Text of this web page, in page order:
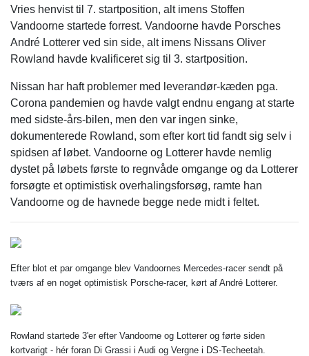
Vries henvist til 7. startposition, alt imens Stoffen
Vandoorne startede forrest. Vandoorne havde Porsches
André Lotterer ved sin side, alt imens Nissans Oliver
Rowland havde kvalificeret sig til 3. startposition.
Nissan har haft problemer med leverandør-kæden pga.
Corona pandemien og havde valgt endnu engang at starte
med sidste-års-bilen, men den var ingen sinke,
dokumenterede Rowland, som efter kort tid fandt sig selv i
spidsen af løbet. Vandoorne og Lotterer havde nemlig
dystet på løbets første to regnvåde omgange og da Lotterer
forsøgte et optimistisk overhalingsforsøg, ramte han
Vandoorne og de havnede begge nede midt i feltet.
Efter blot et par omgange blev Vandoornes Mercedes-racer sendt på
tværs af en noget optimistisk Porsche-racer, kørt af André Lotterer.
Rowland startede 3'er efter Vandoorne og Lotterer og førte siden
kortvarigt - hér foran Di Grassi i Audi og Vergne i DS-Techeetah.